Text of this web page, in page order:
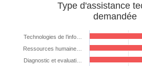
demandée
Bar chart with 7 bars.
The chart has 1 X axis displaying
Type d'assistance
demandée
Technologies de l’info…
Ressources humaine…
Diagnostic et evaluati…